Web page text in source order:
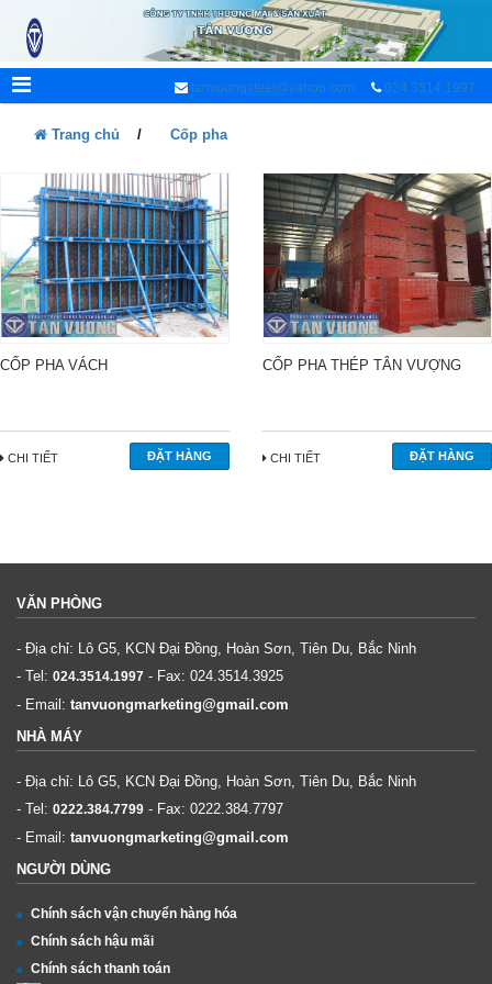
024.3514.1997
tanvuongsteel@yahoo.com
Trang chủ / Cốp pha
CỐP PHA VÁCH
CHI TIẾT
CỐP PHA THÉP TÂN VƯỢNG
CHI TIẾT
VĂN PHÒNG
- Địa chỉ: Lô G5, KCN Đại Đồng, Hoàn Sơn, Tiên Du, Bắc Ninh
- Tel: 024.3514.1997 - Fax: 024.3514.3925
- Email: tanvuongmarketing@gmail.com
NHÀ MÁY
- Địa chỉ: Lô G5, KCN Đại Đồng, Hoàn Sơn, Tiên Du, Bắc Ninh
- Tel: 0222.384.7799 - Fax: 0222.384.7797
- Email: tanvuongmarketing@gmail.com
NGƯỜI DÙNG
Chính sách vận chuyển hàng hóa
Chính sách hậu mãi
Chính sách thanh toán